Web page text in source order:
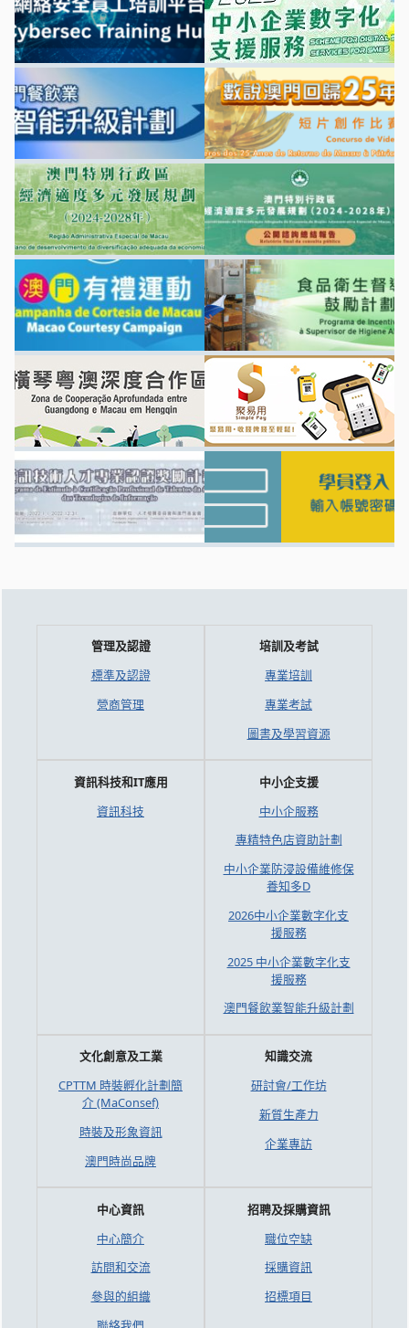
管理及認證
標準及認證
營商管理
培訓及考試
專業培訓
專業考試
圖書及學習資源
資訊科技和IT應用
資訊科技
中小企支援
中小企服務
專精特色店資助計劃
中小企業防浸設備維修保
養知多D
2026中小企業數字化支
援服務
2025 中小企業數字化支
援服務
澳門餐飲業智能升級計劃
文化創意及工業
CPTTM 時裝孵化計劃簡
介 (MaConsef)
時裝及形象資訊
澳門時尚品牌
知識交流
研討會/工作坊
新質生產力
企業專訪
中心資訊
中心簡介
訪問和交流
參與的組織
招聘及採購資訊
職位空缺
採購資訊
招標項目